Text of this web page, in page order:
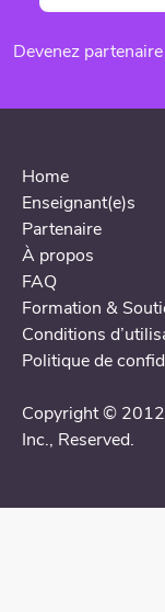
Devenez
Home
Enseignant(e)s
Partenaire
À propos
FAQ
Formation &
Conditions
Politique de
Copyright ©
Inc., Reserved.